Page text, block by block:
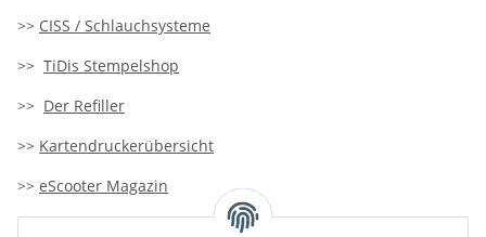
>> CISS / Schlauchsysteme
>> TiDis Stempelshop
>> Der Refiller
>> Kartendruckerübersicht
>> eScooter Magazin